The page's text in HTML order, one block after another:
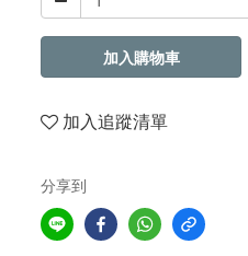
加入購物車
加入追蹤清單
分享到